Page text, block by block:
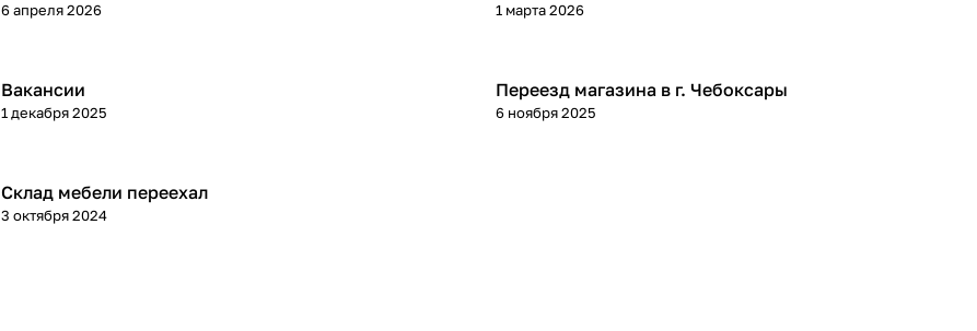
6 апреля 2026 1 марта 2026
Вакансии
1 декабря 2025
Переезд магазина в г. Чебоксары
6 ноября 2025
Склад мебели переехал
3 октября 2024